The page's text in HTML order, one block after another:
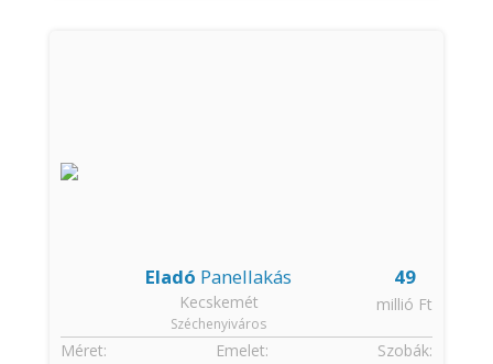
49
millió Ft
Eladó Panellakás
Kecskemét
Széchenyiváros
Szobák:
Méret:
Emelet: